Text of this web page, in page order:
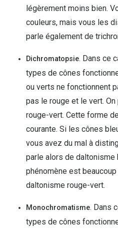
légèrement moins bien.
couleurs, mais vous les
parle également de
Dichromatopsie. Dans ce
types de cônes
ou verts ne fonctionnent
pas le rouge et le vert.
rouge-vert. Cette forme
courante. Si les cônes
vous avez du mal à
parle alors de daltonisme
phénomène est
daltonisme rouge-vert.
Monochromatisme. Dans
types de cônes